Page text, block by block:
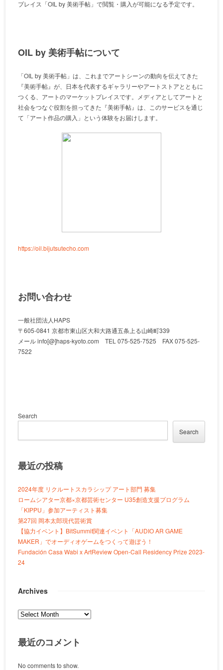
プレイス「OIL by 美術⼿帖」で閲覧・購入が可能になる予定です。
OIL by 美術手帖について
「OIL by 美術手帖」は、これまでアートシーンの動向を伝えてきた
『美術手帖』が、日本を代表するギャラリーやアートストアとともに
つくる、アートのマーケットプレイスです。メディアとしてアートと
社会をつなぐ役割を担ってきた『美術手帖』は、このサービスを通じ
て「アート作品の購入」という体験をお届けします。
https://oil.bijutsutecho.com
お問い合わせ
一般社団法人HAPS
〒605-0841 京都市東山区大和大路通五条上る山崎町339
メール info[@]haps-kyoto.com TEL 075-525-7525 FAX 075-525-
7522
Search
Search
最近の投稿
2024年度 リクルートスカラシップ アート部門 募集
ロームシアター京都×京都芸術センター U35創造支援プログラム
「KIPPU」参加アーティスト募集
第27回 岡本太郎現代芸術賞
【協力イベント】BitSummit関連イベント「AUDIO AR GAME
MAKER」でオーディオゲームをつくって遊ぼう！
Fundación Casa Wabi x ArtReview Open-Call Residency Prize 2023-
24
Archives
Archives
最近のコメント
No comments to show.